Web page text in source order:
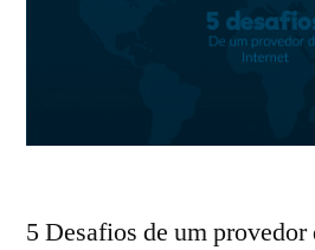
5 Desafios de um provedor